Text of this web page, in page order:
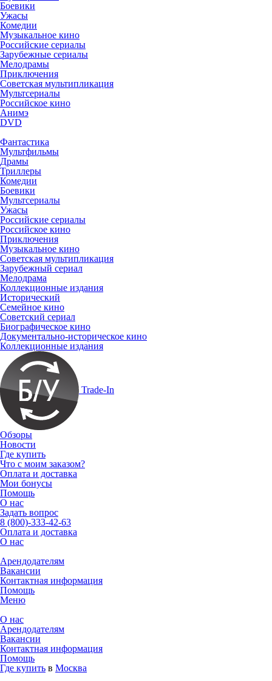
Боевики
Ужасы
Комедии
Музыкальное кино
Российские сериалы
Зарубежные сериалы
Мелодрамы
Приключения
Советская мультипликация
Мультсериалы
Российское кино
Анимэ
DVD
Фантастика
Мультфильмы
Драмы
Триллеры
Комедии
Боевики
Мультсериалы
Ужасы
Российские сериалы
Российское кино
Приключения
Музыкальное кино
Советская мультипликация
Зарубежный сериал
Мелодрама
Коллекционные издания
Исторический
Семейное кино
Советский сериал
Биографическое кино
Документально-историческое кино
Коллекционные издания
Trade-In
Обзоры
Новости
Где купить
Что с моим заказом?
Оплата и доставка
Мои бонусы
Помощь
О нас
Задать вопрос
8 (800)-333-42-63
Оплата и доставка
О нас
Арендодателям
Вакансии
Контактная информация
Помощь
Меню
О нас
Арендодателям
Вакансии
Контактная информация
Помощь
Где купить в Москва